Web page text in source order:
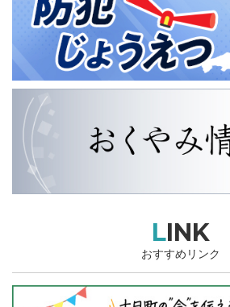
LINK
おすすめリンク